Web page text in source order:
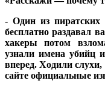
- Один из пиратских
бесплатно раздавал
хакеры потом
узнали имена убийц
вперед. Ходили
сайте официальные